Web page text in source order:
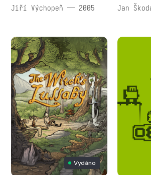
Jiří Výchopeň — 2005 Jan
Vydáno